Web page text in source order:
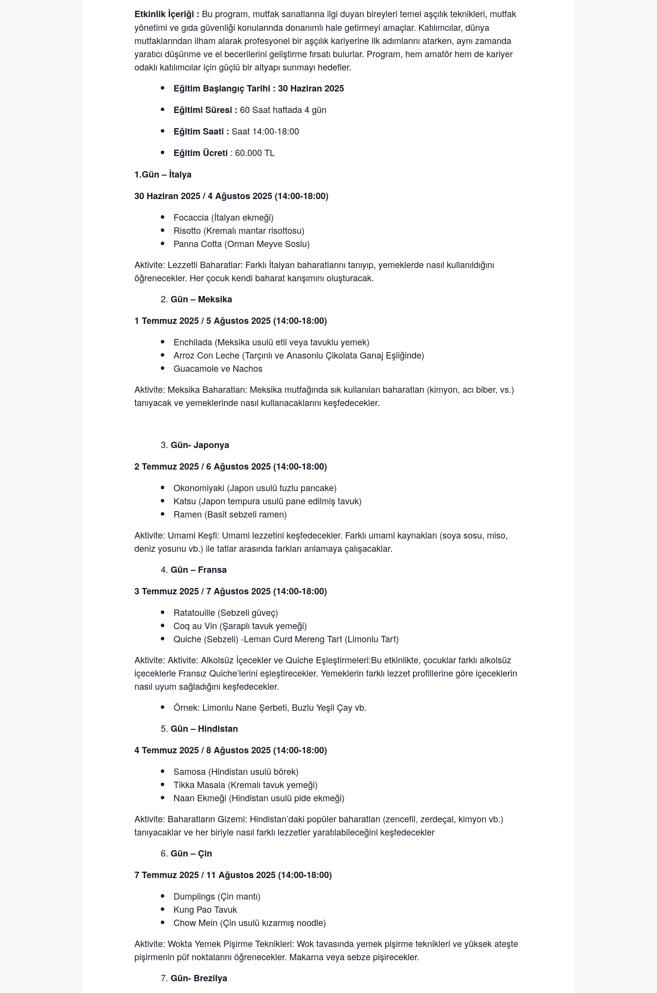
Etkinlik İçeriği : Bu program, mutfak sanatlarına ilgi duyan bireyleri temel aşçılık teknikleri, mutfak
yönetimi ve gıda güvenliği konularında donanımlı hale getirmeyi amaçlar. Katılımcılar, dünya
mutfaklarından ilham alarak profesyonel bir aşçılık kariyerine ilk adımlarını atarken, aynı zamanda
yaratıcı düşünme ve el becerilerini geliştirme fırsatı bulurlar. Program, hem amatör hem de kariyer
odaklı katılımcılar için güçlü bir altyapı sunmayı hedefler.
Eğitim Başlangıç Tarihi : 30 Haziran 2025
Eğitimi Süresi : 60 Saat haftada 4 gün
Eğitim Saati : Saat 14:00-18:00
Eğitim Ücreti : 60.000 TL
1.Gün – İtalya
30 Haziran 2025 / 4 Ağustos 2025 (14:00-18:00)
Focaccia (İtalyan ekmeği)
Risotto (Kremalı mantar risottosu)
Panna Cotta (Orman Meyve Soslu)
Aktivite: Lezzetli Baharatlar: Farklı İtalyan baharatlarını tanıyıp, yemeklerde nasıl kullanıldığını
öğrenecekler. Her çocuk kendi baharat karışımını oluşturacak.
Gün – Meksika
1 Temmuz 2025 / 5 Ağustos 2025 (14:00-18:00)
Enchilada (Meksika usulü etli veya tavuklu yemek)
Arroz Con Leche (Tarçınlı ve Anasonlu Çikolata Ganaj Eşliğinde)
Guacamole ve Nachos
Aktivite: Meksika Baharatları: Meksika mutfağında sık kullanılan baharatları (kimyon, acı biber, vs.)
tanıyacak ve yemeklerinde nasıl kullanacaklarını keşfedecekler.
Gün- Japonya
2 Temmuz 2025 / 6 Ağustos 2025 (14:00-18:00)
Okonomiyaki (Japon usulü tuzlu pancake)
Katsu (Japon tempura usulü pane edilmiş tavuk)
Ramen (Basit sebzeli ramen)
Aktivite: Umami Keşfi: Umami lezzetini keşfedecekler. Farklı umami kaynakları (soya sosu, miso,
deniz yosunu vb.) ile tatlar arasında farkları anlamaya çalışacaklar.
Gün – Fransa
3 Temmuz 2025 / 7 Ağustos 2025 (14:00-18:00)
Ratatouille (Sebzeli güveç)
Coq au Vin (Şaraplı tavuk yemeği)
Quiche (Sebzeli) -Leman Curd Mereng Tart (Limonlu Tart)
Aktivite: Aktivite: Alkolsüz İçecekler ve Quiche Eşleştirmeleri:Bu etkinlikte, çocuklar farklı alkolsüz
içeceklerle Fransız Quiche’lerini eşleştirecekler. Yemeklerin farklı lezzet profillerine göre içeceklerin
nasıl uyum sağladığını keşfedecekler.
Örnek: Limonlu Nane Şerbeti, Buzlu Yeşil Çay vb.
Gün – Hindistan
4 Temmuz 2025 / 8 Ağustos 2025 (14:00-18:00)
Samosa (Hindistan usulü börek)
Tikka Masala (Kremalı tavuk yemeği)
Naan Ekmeği (Hindistan usulü pide ekmeği)
Aktivite: Baharatların Gizemi: Hindistan’daki popüler baharatları (zencefil, zerdeçal, kimyon vb.)
tanıyacaklar ve her biriyle nasıl farklı lezzetler yaratılabileceğini keşfedecekler
Gün – Çin
7 Temmuz 2025 / 11 Ağustos 2025 (14:00-18:00)
Dumplings (Çin mantı)
Kung Pao Tavuk
Chow Mein (Çin usulü kızarmış noodle)
Aktivite: Wokta Yemek Pişirme Teknikleri: Wok tavasında yemek pişirme teknikleri ve yüksek ateşte
pişirmenin püf noktalarını öğrenecekler. Makarna veya sebze pişirecekler.
Gün- Brezilya